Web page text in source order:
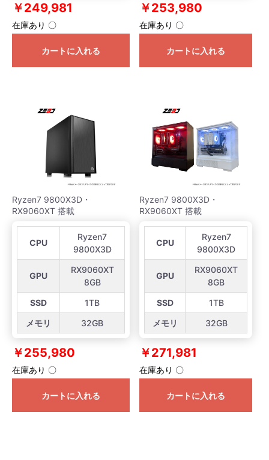
￥249,981
在庫あり 〇
カートに入れる
￥253,980
在庫あり 〇
カートに入れる
Ryzen7 9800X3D・
RX9060XT 搭載
CPU
Ryzen7
9800X3D
GPU
RX9060XT
8GB
SSD
1TB
メモリ
32GB
￥255,980
在庫あり 〇
カートに入れる
Ryzen7 9800X3D・
RX9060XT 搭載
CPU
Ryzen7
9800X3D
GPU
RX9060XT
8GB
SSD
1TB
メモリ
32GB
￥271,981
在庫あり 〇
カートに入れる